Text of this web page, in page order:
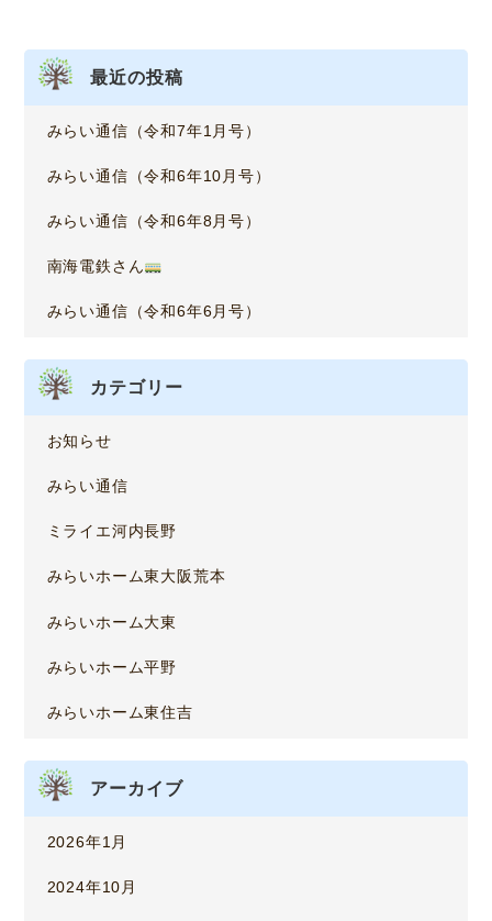
ョ
ン
最近の投稿
みらい通信（令和7年1月号）
みらい通信（令和6年10月号）
みらい通信（令和6年8月号）
南海電鉄さん
みらい通信（令和6年6月号）
カテゴリー
お知らせ
みらい通信
ミライエ河内長野
みらいホーム東大阪荒本
みらいホーム大東
みらいホーム平野
みらいホーム東住吉
アーカイブ
2026年1月
2024年10月